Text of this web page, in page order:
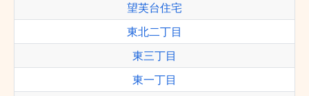
望芙台住宅
東北二丁目
東三丁目
東一丁目